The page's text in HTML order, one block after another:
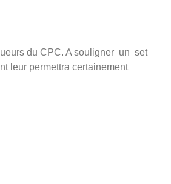
du CPC. A souligner un set
leur permettra certainement